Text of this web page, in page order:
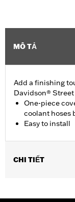
MÔ TẢ
Add a finishing
Davidson®
One-piece
coolant hoses
Easy to install
CHI TIẾT